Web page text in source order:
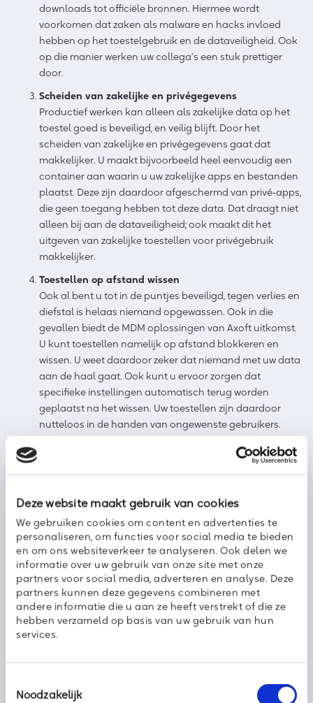
Deze website maakt gebruik van cookies
We gebruiken cookies om content en advertenties te
personaliseren, om functies voor social media te bieden
en om ons websiteverkeer te analyseren. Ook delen we
informatie over uw gebruik van onze site met onze
partners voor social media, adverteren en analyse. Deze
partners kunnen deze gegevens combineren met
andere informatie die u aan ze heeft verstrekt of die ze
hebben verzameld op basis van uw gebruik van hun
services.
Noodzakelijk
downloads tot officiële bronnen. Hiermee wordt
voorkomen dat zaken als malware en hacks invloed
hebben op het toestelgebruik en de dataveiligheid. Ook
op die manier werken uw collega’s een stuk prettiger
door.
Scheiden van zakelijke en privégegevens
Productief werken kan alleen als zakelijke data op het
toestel goed is beveiligd, en veilig blijft. Door het
scheiden van zakelijke en privégegevens gaat dat
makkelijker. U maakt bijvoorbeeld heel eenvoudig een
container aan waarin u uw zakelijke apps en bestanden
plaatst. Deze zijn daardoor afgeschermd van privé-apps,
die geen toegang hebben tot deze data. Dat draagt niet
alleen bij aan de dataveiligheid; ook maakt dit het
uitgeven van zakelijke toestellen voor privégebruik
makkelijker.
Toestellen op afstand wissen
Ook al bent u tot in de puntjes beveiligd, tegen verlies en
diefstal is helaas niemand opgewassen. Ook in die
gevallen biedt de MDM oplossingen van Axoft uitkomst.
U kunt toestellen namelijk op afstand blokkeren en
wissen. U weet daardoor zeker dat niemand met uw data
aan de haal gaat. Ook kunt u ervoor zorgen dat
specifieke instellingen automatisch terug worden
geplaatst na het wissen. Uw toestellen zijn daardoor
nutteloos in de handen van ongewenste gebruikers.
Nieuwe toestellen zijn snel gebruiksklaar
Ook Via MDM kunt u toestellen voorzien van een
toestellen die u vooraf zelf heeft bepaald. Deze profielen
zet u met een klik op nieuwe toestellen, bijvoorbeeld van
uw nieuwe collega. Deze kan daardoor meteen aan de
slag zonder dat tijdrovend beheer een obstakel is. Dat
draagt natuurlijk flink bij aan de productiviteit.
Axoft IT & Telecom maakt uw smartphonebeheer veel
eenvoudiger
Wilt u ook profiteren van de beheers- en kostenvoordelen die
MDM kan bieden? Axoft staat voor u klaar met de Axoft EASY
richten wij flexibel, efficiënt en toekomstvast in, waardoor u